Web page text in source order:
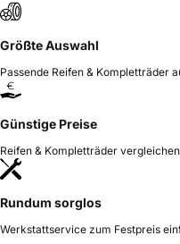
Größte Auswahl
Passende Reifen & Kompletträder
Günstige Preise
Reifen & Kompletträder
Rundum sorglos
Werkstattservice zum Festpreis